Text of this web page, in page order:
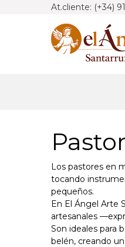
At.cliente: (+34)
Los pastores en
tocando
pequeños.
En El Ángel Arte
artesanales
Son ideales para
belén, creando